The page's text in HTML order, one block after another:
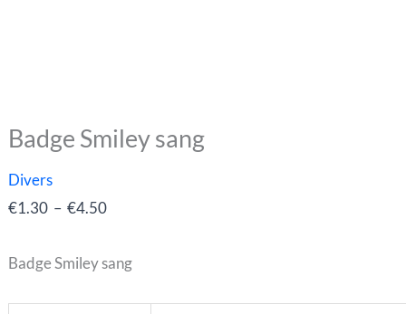
Badge Smiley sang
Divers
€1.30 – €4.50
Plage
€4.50
Badge Smiley sang
quantité